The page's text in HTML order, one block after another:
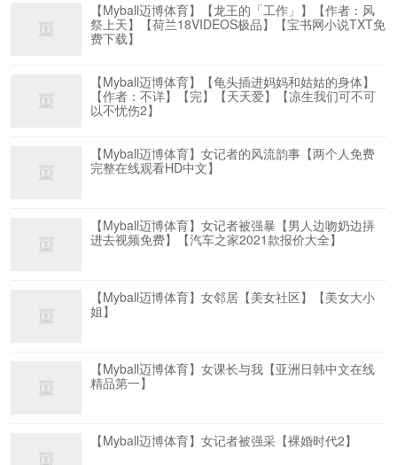
【Myball迈博体育】【龙王的「工作」】【作者：风
祭上天】【荷兰18VIDEOS极品】【宝书网小说TXT免
费下载】
【Myball迈博体育】【龟头插进妈妈和姑姑的身体】
【作者：不详】【完】【天天爱】【凉生我们可不可
以不忧伤2】
【Myball迈博体育】女记者的风流韵事【两个人免费
完整在线观看HD中文】
【Myball迈博体育】女记者被强暴【男人边吻奶边挵
进去视频免费】【汽车之家2021款报价大全】
【Myball迈博体育】女邻居【美女社区】【美女大小
姐】
【Myball迈博体育】女课长与我【亚洲日韩中文在线
精品第一】
【Myball迈博体育】女记者被强采【裸婚时代2】